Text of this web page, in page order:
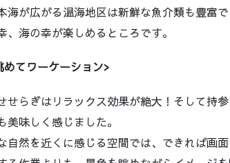
海が広がる温海地区は新鮮な魚介類も豊富
、海の幸が楽しめるところです。
てワーケーション>
せらぎはリラックス効果が絶大！そして持
美味しく感じました。
自然を近くに感じる空間では、できれば画